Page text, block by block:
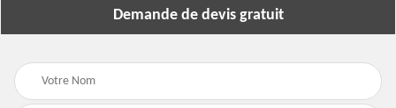
Demande de devis gratuit